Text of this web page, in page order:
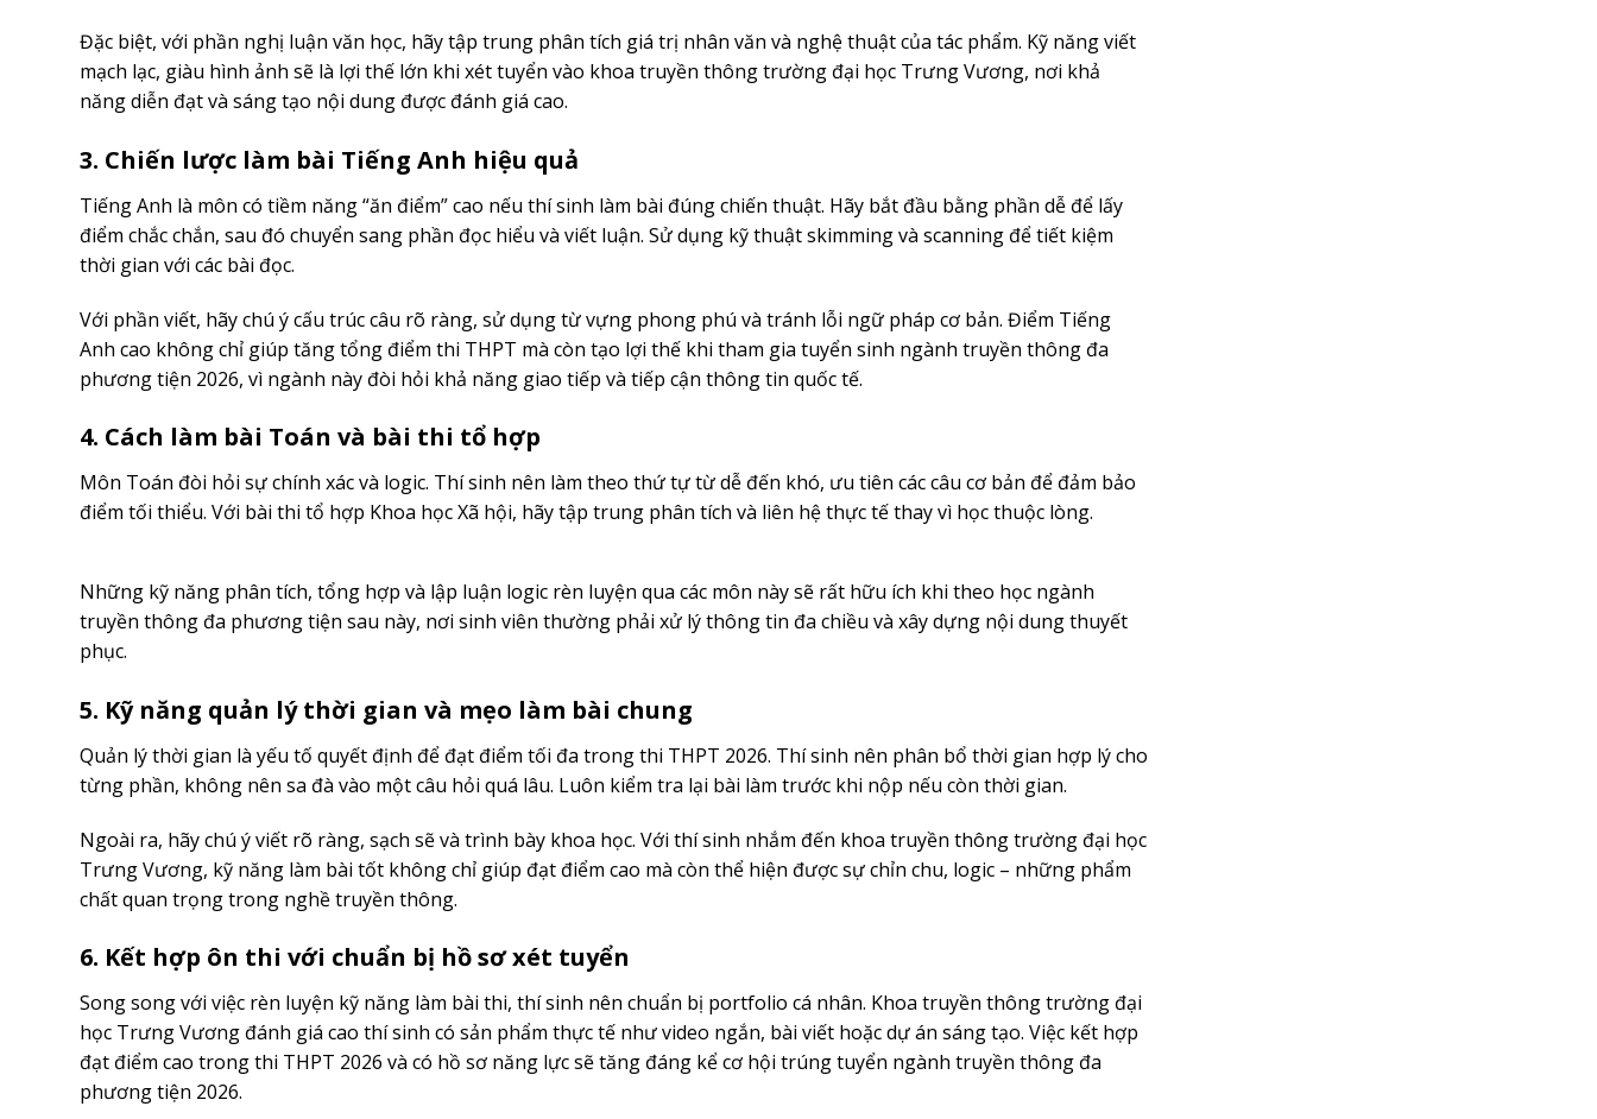
Đặc biệt, với phần nghị luận văn học, hãy tập trung phân tích giá trị nhân văn và nghệ thuật của tác phẩm. Kỹ năng viết
mạch lạc, giàu hình ảnh sẽ là lợi thế lớn khi xét tuyển vào khoa truyền thông trường đại học Trưng Vương, nơi khả
năng diễn đạt và sáng tạo nội dung được đánh giá cao.
3. Chiến lược làm bài Tiếng Anh hiệu quả
Tiếng Anh là môn có tiềm năng “ăn điểm” cao nếu thí sinh làm bài đúng chiến thuật. Hãy bắt đầu bằng phần dễ để lấy
điểm chắc chắn, sau đó chuyển sang phần đọc hiểu và viết luận. Sử dụng kỹ thuật skimming và scanning để tiết kiệm
thời gian với các bài đọc.
Với phần viết, hãy chú ý cấu trúc câu rõ ràng, sử dụng từ vựng phong phú và tránh lỗi ngữ pháp cơ bản. Điểm Tiếng
Anh cao không chỉ giúp tăng tổng điểm thi THPT mà còn tạo lợi thế khi tham gia tuyển sinh ngành truyền thông đa
phương tiện 2026, vì ngành này đòi hỏi khả năng giao tiếp và tiếp cận thông tin quốc tế.
4. Cách làm bài Toán và bài thi tổ hợp
Môn Toán đòi hỏi sự chính xác và logic. Thí sinh nên làm theo thứ tự từ dễ đến khó, ưu tiên các câu cơ bản để đảm bảo
điểm tối thiểu. Với bài thi tổ hợp Khoa học Xã hội, hãy tập trung phân tích và liên hệ thực tế thay vì học thuộc lòng.
Những kỹ năng phân tích, tổng hợp và lập luận logic rèn luyện qua các môn này sẽ rất hữu ích khi theo học ngành
truyền thông đa phương tiện sau này, nơi sinh viên thường phải xử lý thông tin đa chiều và xây dựng nội dung thuyết
phục.
5. Kỹ năng quản lý thời gian và mẹo làm bài chung
Quản lý thời gian là yếu tố quyết định để đạt điểm tối đa trong thi THPT 2026. Thí sinh nên phân bổ thời gian hợp lý cho
từng phần, không nên sa đà vào một câu hỏi quá lâu. Luôn kiểm tra lại bài làm trước khi nộp nếu còn thời gian.
Ngoài ra, hãy chú ý viết rõ ràng, sạch sẽ và trình bày khoa học. Với thí sinh nhắm đến khoa truyền thông trường đại học
Trưng Vương, kỹ năng làm bài tốt không chỉ giúp đạt điểm cao mà còn thể hiện được sự chỉn chu, logic – những phẩm
chất quan trọng trong nghề truyền thông.
6. Kết hợp ôn thi với chuẩn bị hồ sơ xét tuyển
Song song với việc rèn luyện kỹ năng làm bài thi, thí sinh nên chuẩn bị portfolio cá nhân. Khoa truyền thông trường đại
học Trưng Vương đánh giá cao thí sinh có sản phẩm thực tế như video ngắn, bài viết hoặc dự án sáng tạo. Việc kết hợp
đạt điểm cao trong thi THPT 2026 và có hồ sơ năng lực sẽ tăng đáng kể cơ hội trúng tuyển ngành truyền thông đa
phương tiện 2026.